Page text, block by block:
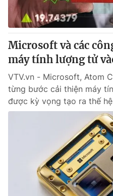
Microsoft và các
máy tính lượng tử
VTV.vn - Microsoft, Atom
từng bước cải thiện máy
được kỳ vọng tạo ra thế